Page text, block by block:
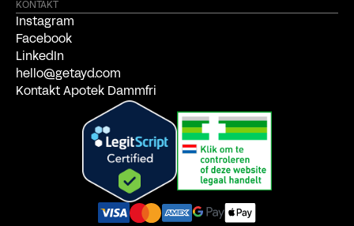
KONTAKT
Instagram
Facebook
LinkedIn
hello@getayd.com
Kontakt Apotek Dammfri